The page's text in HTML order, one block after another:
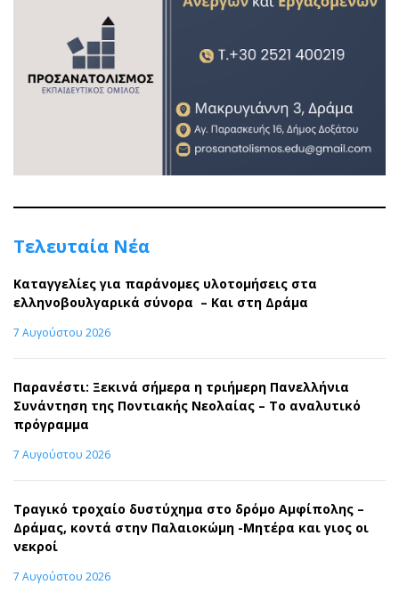
Τελευταία Νέα
Καταγγελίες για παράνομες υλοτομήσεις στα
ελληνοβουλγαρικά σύνορα – Και στη Δράμα
7 Αυγούστου 2026
Παρανέστι: Ξεκινά σήμερα η τριήμερη Πανελλήνια
Συνάντηση της Ποντιακής Νεολαίας – Το αναλυτικό
πρόγραμμα
7 Αυγούστου 2026
Τραγικό τροχαίο δυστύχημα στο δρόμο Αμφίπολης –
Δράμας, κοντά στην Παλαιοκώμη -Μητέρα και γιος οι
νεκροί
7 Αυγούστου 2026